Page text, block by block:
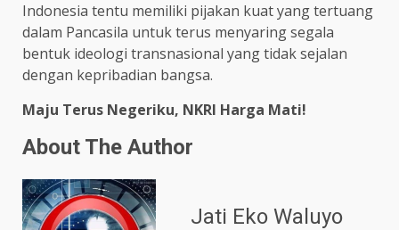
Indonesia tentu memiliki pijakan kuat yang tertuang
dalam Pancasila untuk terus menyaring segala
bentuk ideologi transnasional yang tidak sejalan
dengan kepribadian bangsa.
Maju Terus Negeriku, NKRI Harga Mati!
About The Author
Jati Eko Waluyo